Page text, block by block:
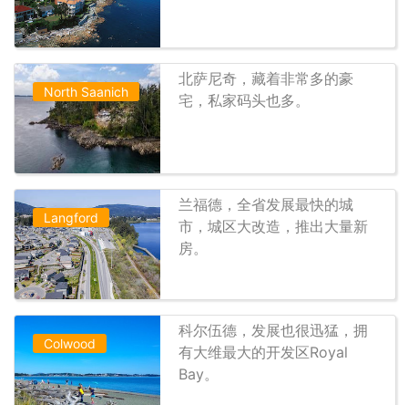
North Saanich
北萨尼奇，藏着非常多的豪
宅，私家码头也多。
Langford
兰福德，全省发展最快的城
市，城区大改造，推出大量新
房。
Colwood
科尔伍德，发展也很迅猛，拥
有大维最大的开发区Royal
Bay。